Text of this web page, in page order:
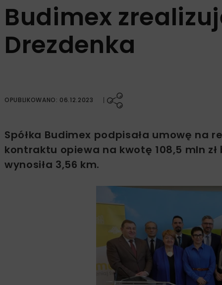
Budimex
Drezdenka
OPUBLIKOWANO: 06.12.2023
Spółka Budimex podpisała umowę na
kontraktu opiewa na kwotę 108,5 mln
wynosiła 3,56 km.